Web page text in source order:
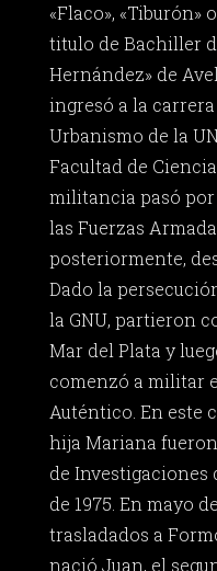
«Flaco», «Tiburón»
titulo de Bachiller
Hernández» de
ingresó a la
Urbanismo de la
Facultad de
militancia pasó
las Fuerzas
posteriormente,
Dado la
la GNU, partieron
Mar del Plata y
comenzó a militar
Auténtico. En este
hija Mariana
de Investigaciones
de 1975. En mayo
trasladados a
nació Juan, el